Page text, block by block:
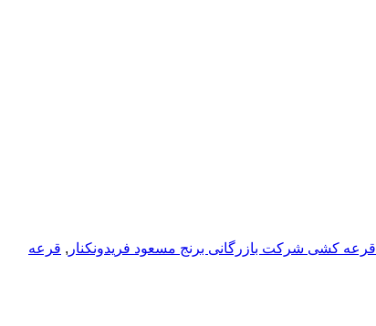
قرعه کشی شرکت بازرگانی برنج مسعود فریدونکنار , قرعه